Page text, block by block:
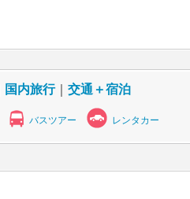
国内旅行｜ 交通＋宿泊
バスツアー レンタカー